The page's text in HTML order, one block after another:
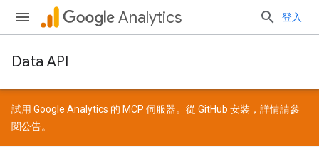
Analytics 登入
Data API
試用 Google Analytics 的 MCP 伺服器。從 GitHub 安裝，詳情請參
閱公告。